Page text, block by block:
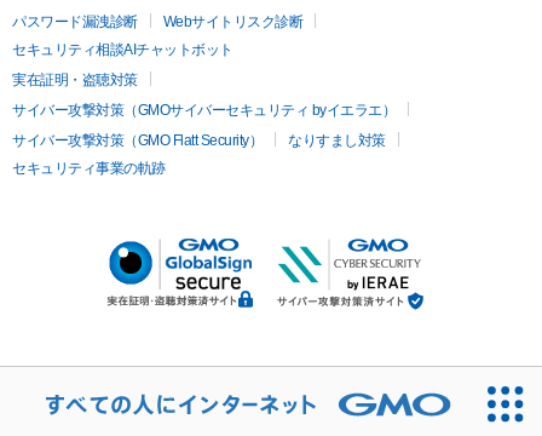
パスワード漏洩診断
Webサイトリスク診断
セキュリティ相談AIチャットボット
実在証明・盗聴対策
サイバー攻撃対策（GMOサイバーセキュリティ byイエラエ）
サイバー攻撃対策（GMO Flatt Security）
なりすまし対策
セキュリティ事業の軌跡